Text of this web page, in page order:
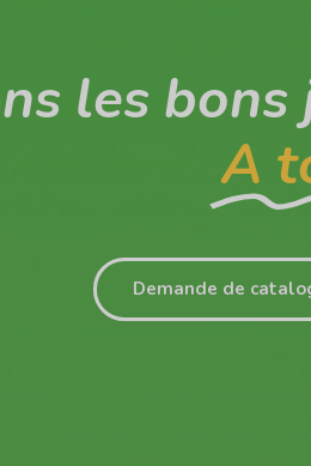
les
A
Demande de